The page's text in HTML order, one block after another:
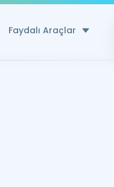
Faydalı Araçlar
Hesaplama Aracı